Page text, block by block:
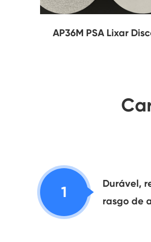
AP36M PSA Lixar
1
Durável,
rasgo de